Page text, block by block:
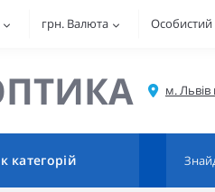
грн. Валюта Особистий
категорій